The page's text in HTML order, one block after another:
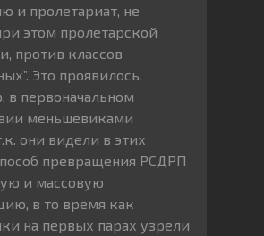
и пролетариат, не
этом пролетарской
против классов
Это проявилось,
в первоначальном
меньшевиками
они видели в этих
превращения РСДРП
и массовую
в то время как
на первых парах узрели